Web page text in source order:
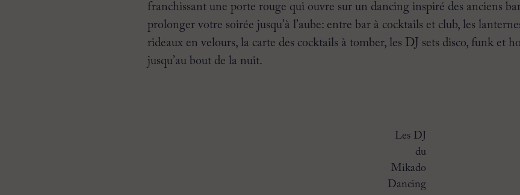
franchissant une porte rouge qui ouvre sur un dancing inspiré des anciens
prolonger votre soirée jusqu’à l’aube: entre bar à cocktails et club, les
rideaux en velours, la carte des cocktails à tomber, les DJ sets disco, funk et
jusqu’au bout de la nuit.
Les DJ
du
Mikado
Dancing